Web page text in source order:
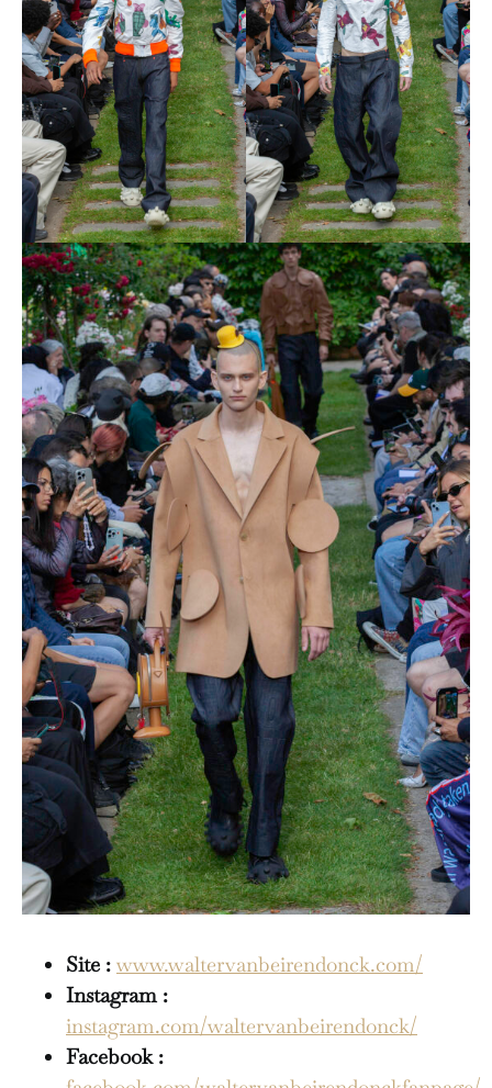
Site : www.waltervanbeirendonck.com/
Instagram :
instagram.com/waltervanbeirendonck/
Facebook :